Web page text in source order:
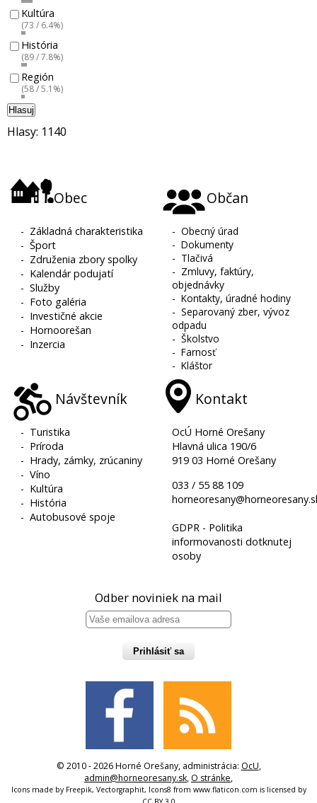
Kultúra
(73 / 6.4%)
História
(89 / 7.8%)
Región
(58 / 5.1%)
Hlasuj
Hlasy: 1140
Obec
- Základná charakteristika
-Šport
- Združenia zbory spolky
- Kalendár podujatí
-Služby
- Foto galéria
- Investičné akcie
- Hornoorešan
- Inzercia
Občan
-Obecný úrad
-Dokumenty
- Tlačivá
- Zmluvy, faktúry,
objednávky
-Kontakty, úradné hodiny
-Separovaný zber, vývoz
odpadu
-Školstvo
-Farnosť
-Kláštor
Návštevník
- Turistika
- Príroda
- Hrady, zámky, zrúcaniny
-Víno
- Kultúra
- História
-Autobusové spoje
Kontakt
OcÚ Horné Orešany
Hlavná ulica 190/6
919 03 Horné Orešany
033 / 55 88 109
GDPR - Politika
informovanosti dotknutej
osoby
Odber noviniek na mail
Prihlásiť sa
© 2010 - 2026 Horné Orešany, administrácia: OcU,
admin@horneoresany.sk, O stránke,
Icons made by Freepik, Vectorgraphit, Icons8 from www.flaticon.com is licensed by